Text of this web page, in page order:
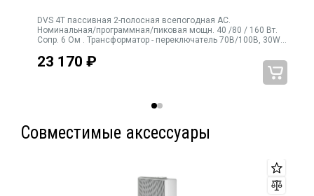
DVS 4T пассивная 2-полосная всепогодная АС.
Номинальная/программная/пиковая мощн. 40 /80 / 160 Вт.
Сопр. 6 Ом . Трансформатор - переключатель 70В/100В, 30W /
23 170 ₽
Совместимые аксессуары